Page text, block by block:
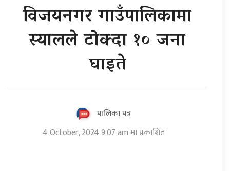
विजयनगर गाउँपालिकामा
स्यालले टोक्दा १० जना
घाइते
पालिका पत्र
4 October, 2024 9:07 am मा प्रकाशित